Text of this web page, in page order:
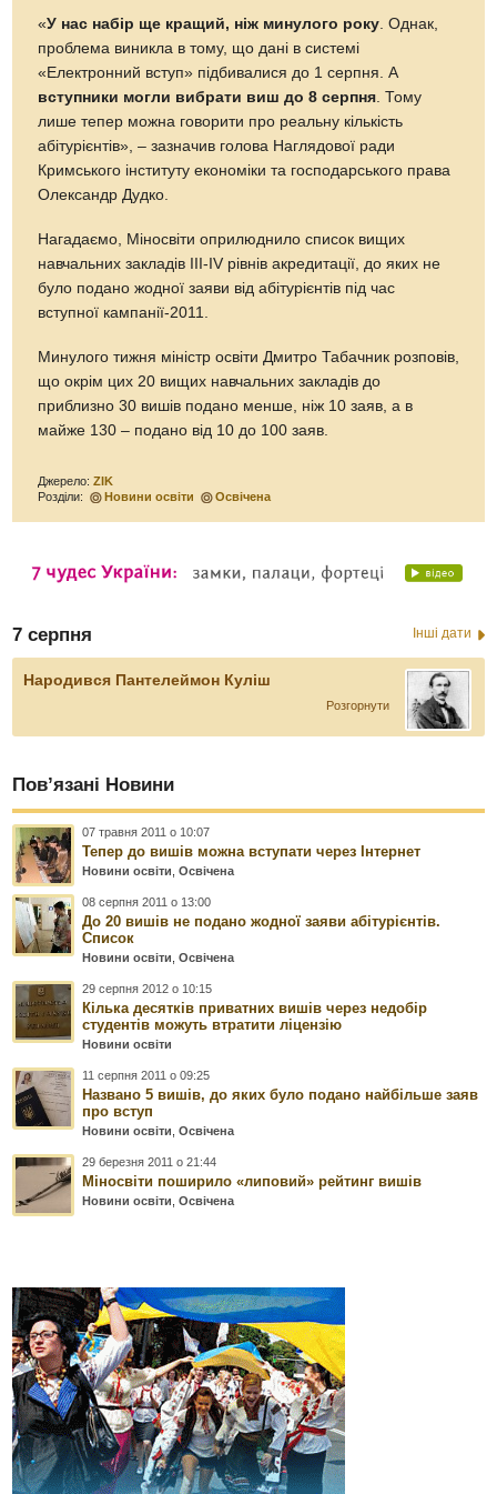
«У нас набір ще кращий, ніж минулого року. Однак,
проблема виникла в тому, що дані в системі
«Електронний вступ» підбивалися до 1 серпня. А
вступники могли вибрати виш до 8 серпня. Тому
лише тепер можна говорити про реальну кількість
абітурієнтів», – зазначив голова Наглядової ради
Кримського інституту економіки та господарського права
Олександр Дудко.
Нагадаємо, Міносвіти оприлюднило список вищих
навчальних закладів ІІІ-ІV рівнів акредитації, до яких не
було подано жодної заяви від абітурієнтів під час
вступної кампанії-2011.
Минулого тижня міністр освіти Дмитро Табачник розповів,
що окрім цих 20 вищих навчальних закладів до
приблизно 30 вишів подано менше, ніж 10 заяв, а в
майже 130 – подано від 10 до 100 заяв.
Джерело:ZIK
Розділи:
Новини освіти Освічена
7 серпня Інші дати
Народився Пантелеймон Куліш
Розгорнути
Пов’язані Новини
07 травня 2011 о 10:07
Тепер до вишів можна вступати через Інтернет
Новини освіти,Освічена
08 серпня 2011 о 13:00
До 20 вишів не подано жодної заяви абітурієнтів.
Список
Новини освіти,Освічена
29 серпня 2012 о 10:15
Кілька десятків приватних вишів через недобір
студентів можуть втратити ліцензію
Новини освіти
11 серпня 2011 о 09:25
Названо 5 вишів, до яких було подано найбільше заяв
про вступ
Новини освіти,Освічена
29 березня 2011 о 21:44
Міносвіти поширило «липовий» рейтинг вишів
Новини освіти,Освічена